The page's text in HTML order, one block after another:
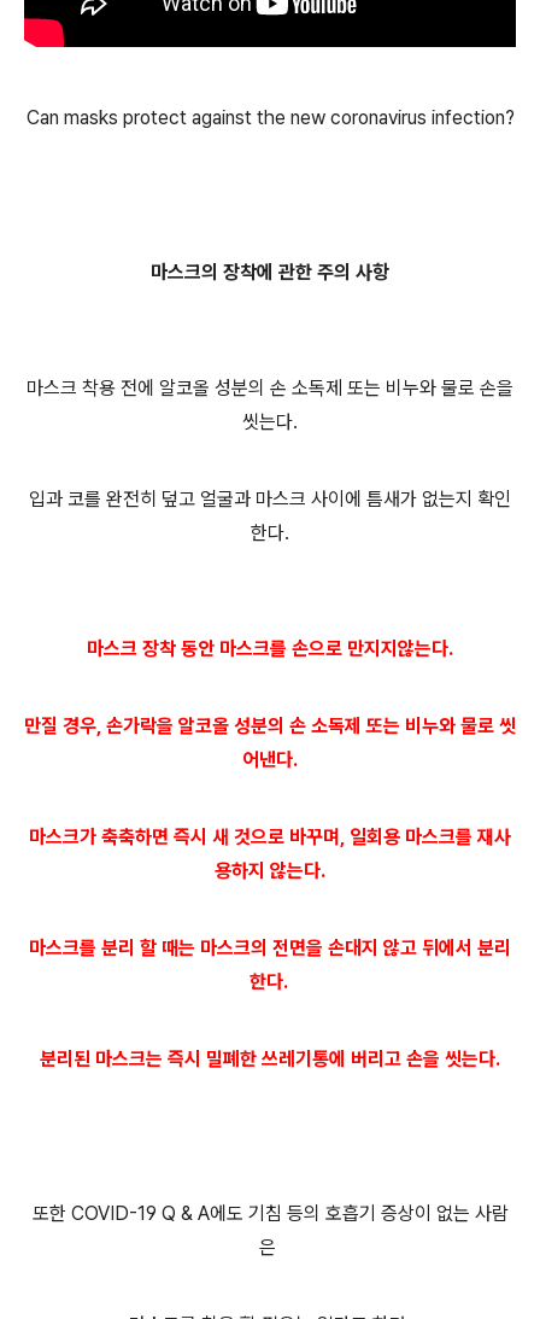
Can masks protect against the new coronavirus infection?
마스크의 장착에 관한 주의 사항
마스크 착용 전에 알코올 성분의 손 소독제 또는 비누와 물로 손을
씻는다.
입과 코를 완전히 덮고 얼굴과 마스크 사이에 틈새가 없는지 확인
한다.
마스크 장착 동안 마스크를 손으로 만지지않는다.
만질 경우, 손가락을 알코올 성분의 손 소독제 또는 비누와 물로 씻
어낸다.
마스크가 축축하면 즉시 새 것으로 바꾸며, 일회용 마스크를 재사
용하지 않는다.
마스크를 분리 할 때는 마스크의 전면을 손대지 않고 뒤에서 분리
한다.
분리된 마스크는 즉시 밀폐한 쓰레기통에 버리고 손을 씻는다.
또한 COVID-19 Q & A에도 기침 등의 호흡기 증상이 없는 사람
은